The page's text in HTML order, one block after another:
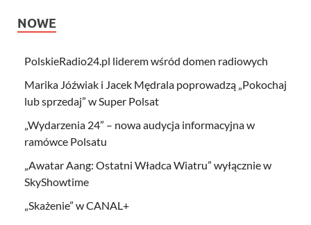
NOWE
PolskieRadio24.pl liderem wśród domen radiowych
Marika Jóźwiak i Jacek Mędrala poprowadzą „Pokochaj
lub sprzedaj” w Super Polsat
„Wydarzenia 24” – nowa audycja informacyjna w
ramówce Polsatu
„Awatar Aang: Ostatni Władca Wiatru” wyłącznie w
SkyShowtime
„Skażenie” w CANAL+